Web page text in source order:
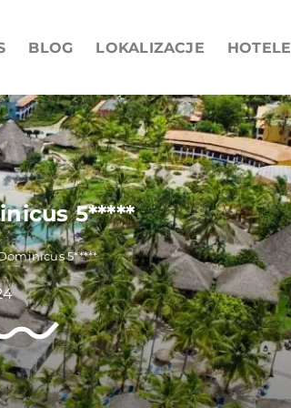
BLOG LOKALIZACJE HOTELE
5*****
5*****